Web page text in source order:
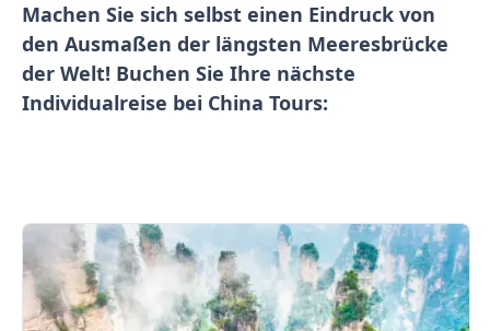
Machen Sie sich selbst einen Eindruck von
den Ausmaßen der längsten Meeresbrücke
der Welt! Buchen Sie Ihre nächste
Individualreise bei China Tours: